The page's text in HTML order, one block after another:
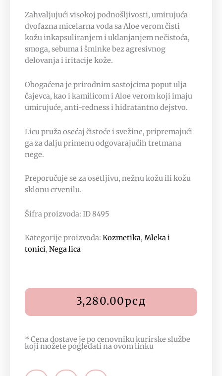
Zahvaljujući visokoj podnošljivosti, umirujuća
dvofazna micelarna voda sa Aloe verom čisti
kožu inkapsuliranjem i uklanjanjem nečistoća,
smoga, sebuma i šminke bez agresivnog
delovanja i iritacije kože.
Obogaćena je prirodnim sastojcima poput ulja
čajevca, kao i kamilicom i Aloe verom koji imaju
umirujuće, anti-redness i hidratantno dejstvo.
Licu pruža osećaj čistoće i svežine, pripremajući
ga za dalju primenu odgovarajućih tretmana
nege.
Preporučuje se za osetljivu, nežnu kožu ili kožu
sklonu crvenilu.
Šifra proizvoda: ID 8495
Kategorije proizvoda: Kozmetika, Mleka i
tonici, Nega lica
3,280.00рсд
* Cena dostave je po cenovniku kurirske službe
koji možete pogledati naovom linku